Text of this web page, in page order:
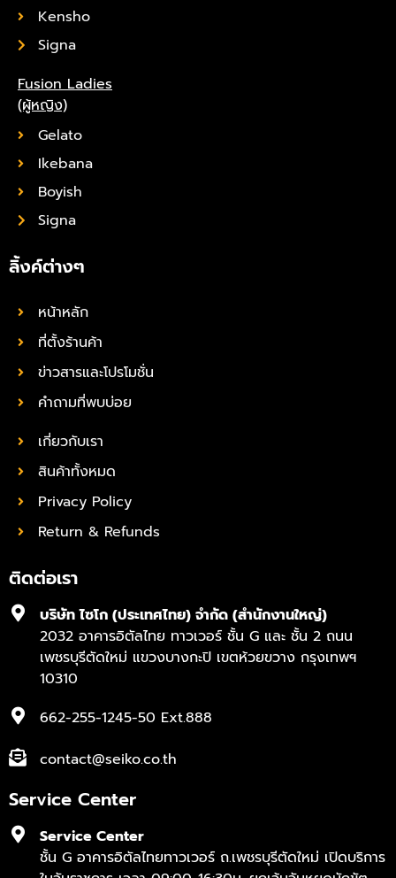
Kensho
Signa
Fusion Ladies
(ผู้หญิง)
Gelato
Ikebana
Boyish
Signa
ลิ้งค์ต่างๆ
หน้าหลัก
ที่ตั้งร้านค้า
ข่าวสารและโปรโมชั่น
คำถามที่พบบ่อย
เกี่ยวกับเรา
สินค้าทั้งหมด
Privacy Policy
Return & Refunds
ติดต่อเรา
บริษัท ไซโก (ประเทศไทย) จำกัด (สำนักงานใหญ่)
2032 อาคารอิตัลไทย ทาวเวอร์ ชั้น G และ ชั้น 2 ถนน
เพชรบุรีตัดใหม่ แขวงบางกะปิ เขตห้วยขวาง กรุงเทพฯ
10310
662-255-1245-50 Ext.888
contact@seiko.co.th
Service Center
Service Center
ชั้น G อาคารอิตัลไทยทาวเวอร์ ถ.เพชรบุรีตัดใหม่ เปิดบริการ